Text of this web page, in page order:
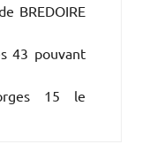
BREDOIRE
43 pouvant
15 le